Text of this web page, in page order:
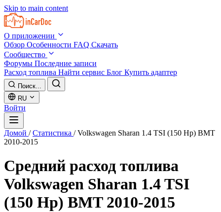
Skip to main content
О приложении
Обзор Особенности FAQ Скачать
Сообщество
Форумы Последние записи
Расход топлива Найти сервис Блог Купить адаптер
Поиск...
RU
Войти
Домой / Статистика / Volkswagen Sharan 1.4 TSI (150 Hp) BMT
2010-2015
Средний расход топлива
Volkswagen Sharan 1.4 TSI
(150 Hp) BMT 2010-2015